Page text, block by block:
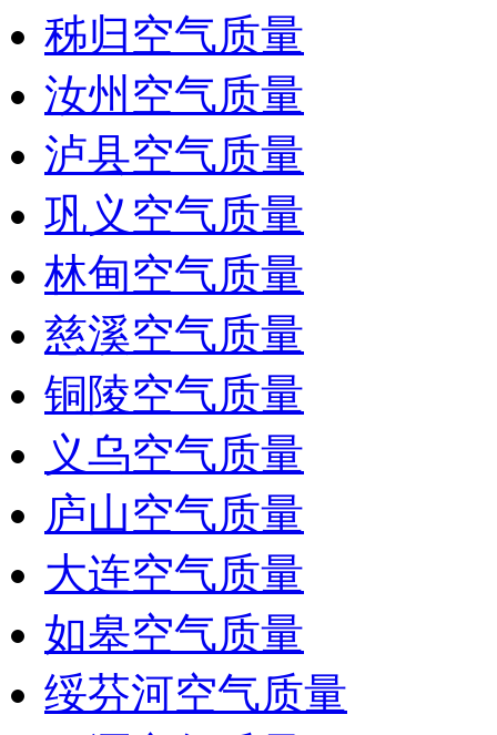
秭归空气质量
汝州空气质量
泸县空气质量
巩义空气质量
林甸空气质量
慈溪空气质量
铜陵空气质量
义乌空气质量
庐山空气质量
大连空气质量
如皋空气质量
绥芬河空气质量